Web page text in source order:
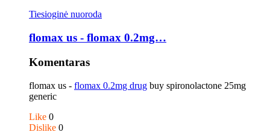
Tiesioginė nuoroda
flomax us - flomax 0.2mg…
Komentaras
flomax us - flomax 0.2mg drug buy spironolactone 25mg
generic
Like 0
Dislike 0